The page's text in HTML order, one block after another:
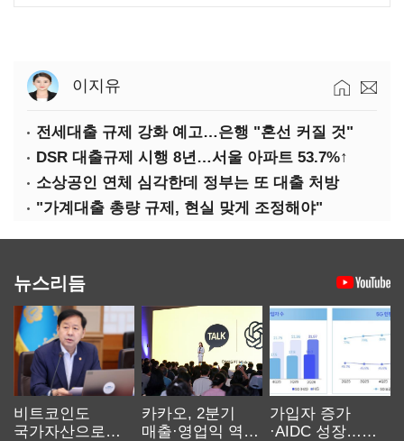
이지유
전세대출 규제 강화 예고…은행 "혼선 커질 것"
DSR 대출규제 시행 8년…서울 아파트 53.7%↑
소상공인 연체 심각한데 정부는 또 대출 처방
"가계대출 총량 규제, 현실 맞게 조정해야"
뉴스리듬
비트코인도
국가자산으로…'
카카오, 2분기
매출·영업익 역대
가입자 증가
·AIDC 성장…